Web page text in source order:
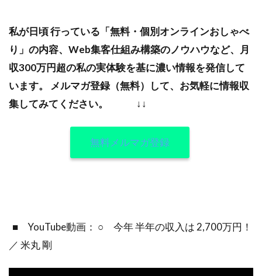
私が日頃 行っている「無料・個別オンラインおしゃべ
り」の内容、Web集客仕組み構築のノウハウなど、月
収300万円超の私の実体験を基に濃い情報を発信して
います。
メルマガ登録（無料）して、お気軽に情報収
集してみてください。
↓↓
無料メルマガ登録
■ YouTube動画： ○ 今年 半年の収入は 2,700万円！
／ 米丸 剛